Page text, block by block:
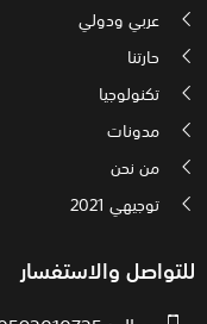
عربي ودولي
حارتنا
تكنولوجيا
مدونات
من نحن
توجيهي 2021
للتواصل والاستفسار